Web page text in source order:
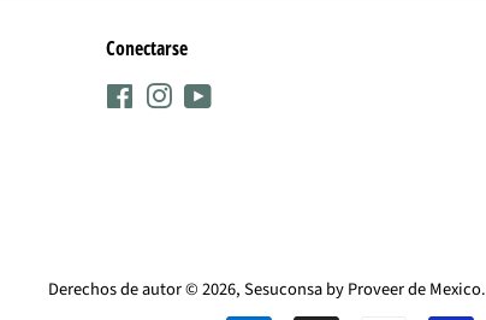
Conectarse
Facebook
InstagramYouTube
Derechos de autor © 2026,Sesuconsa by Proveer de Mexico.